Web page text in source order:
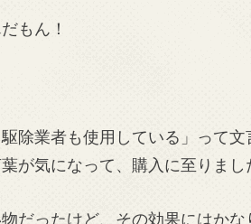
もん！
除業者も使用している」って
が気になって、購入に至りまし
だったけど、その効果にはかな